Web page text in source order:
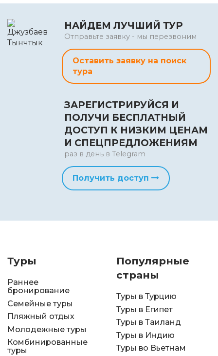
НАЙДЕМ ЛУЧШИЙ ТУР
Отправьте заявку - мы перезвоним
Оставить заявку на поиск
тура
ЗАРЕГИСТРИРУЙСЯ И
ПОЛУЧИ БЕСПЛАТНЫЙ
ДОСТУП К НИЗКИМ ЦЕНАМ
И СПЕЦПРЕДЛОЖЕНИЯМ
раз в день в Telegram
Получить доступ
Туры
Раннее
бронирование
Семейные туры
Пляжный отдых
Молодежные туры
Комбинированные
туры
Популярные
страны
Туры в Турцию
Туры в Египет
Туры в Таиланд
Туры в Индию
Туры во Вьетнам